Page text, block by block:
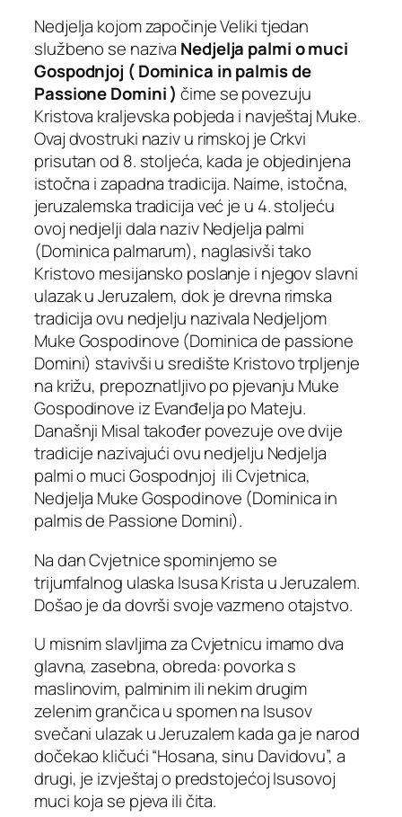
Nedjelja kojom započinje Veliki tjedan
službeno se naziva Nedjelja palmi o muci
Gospodnjoj ( Dominica in palmis de
Passione Domini ) čime se povezuju
Kristova kraljevska pobjeda i navještaj Muke.
Ovaj dvostruki naziv u rimskoj je Crkvi
prisutan od 8. stoljeća, kada je objedinjena
istočna i zapadna tradicija. Naime, istočna,
jeruzalemska tradicija već je u 4. stoljeću
ovoj nedjelji dala nazivNedjelja palmi
(Dominica palmarum), naglasivši tako
Kristovo mesijansko poslanje i njegov slavni
ulazak u Jeruzalem, dok je drevna rimska
tradicija ovu nedjelju nazivala Nedjeljom
Muke Gospodinove (Dominica de passione
Domini) stavivši u središte Kristovo trpljenje
na križu, prepoznatljivo po pjevanju Muke
Gospodinove iz Evanđelja po Mateju.
Današnji Misal također povezuje ove dvije
tradicije nazivajući ovu nedjelju Nedjelja
palmi o muci Gospodnjoj ili Cvjetnica,
Nedjelja Muke Gospodinove (Dominica in
palmis de Passione Domini).
Na dan Cvjetnice spominjemo se
trijumfalnog ulaska Isusa Krista u Jeruzalem.
Došao je da dovrši svoje vazmeno otajstvo.
U misnim slavljima za Cvjetnicu imamo dva
glavna, zasebna, obreda: povorka s
maslinovim, palminim ili nekim drugim
zelenim grančica u spomen na Isusov
svečani ulazak u Jeruzalem kada ga je narod
dočekao kličući “Hosana, sinu Davidovu”, a
drugi, je izvještaj o predstojećoj Isusovoj
muci koja se pjeva ili čita.